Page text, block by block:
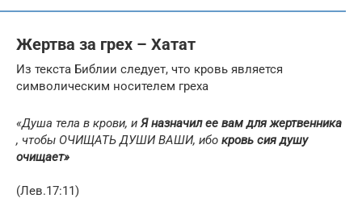
Жертва за грех – Хатат
Из текста Библии следует, что кровь является
символическим носителем греха
«Душа тела в крови, иЯ назначил ее вам для жертвенника
, чтобы ОЧИЩАТЬ ДУШИ ВАШИ, ибо кровь сия душу
очищает»
(Лев.17:11)